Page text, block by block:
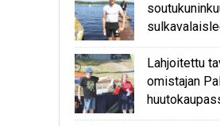
Lahjoitettu
omistajan